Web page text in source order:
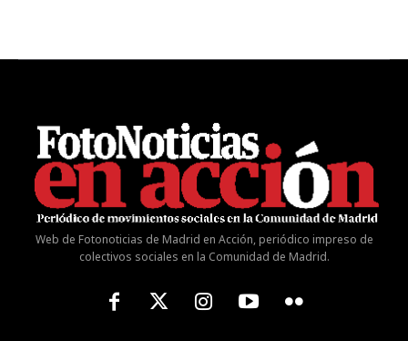
Web de Fotonoticias de Madrid en Acción, periódico impreso de
colectivos sociales en la Comunidad de Madrid.